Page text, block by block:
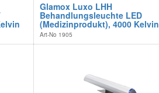
Glamox Luxo LHH
Behandlungsleuchte LED
(Medizinprodukt), 4000 Kelvin
Art-No 1905